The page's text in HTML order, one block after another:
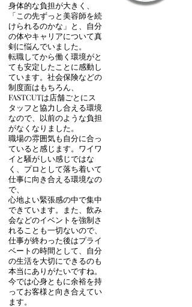
身体的な負担が大きく、
「この先ずっと美容師を続
けられるのかな」と、自分
の体やキャリアについて真
剣に悩んでいました。
転職してから働く環境がと
ても安定したことに感動し
ています。社会保険などの
制度面はもちろん、
FASTCUTは店舗ごとにス
タッフと協力し合える環境
なので、以前のような負担
がなくなりました。
職場の雰囲気も自分に合っ
ていると感じます。ワイワ
イと騒がしい感じではな
く、プロとして落ち着いて
仕事に向き合える環境なの
で、
心地よい緊張感の中で集中
できています。また、飲み
会などのイベントを強制さ
れることも一切ないので、
仕事が終わった後はプライ
ベートの時間として、自分
の生活を大切にできるのも
本当にありがたいですね。
今では心身ともに余裕を持
ってお客様と向き合えてい
ます。